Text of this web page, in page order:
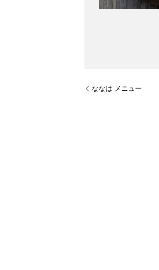
ななは メニュー